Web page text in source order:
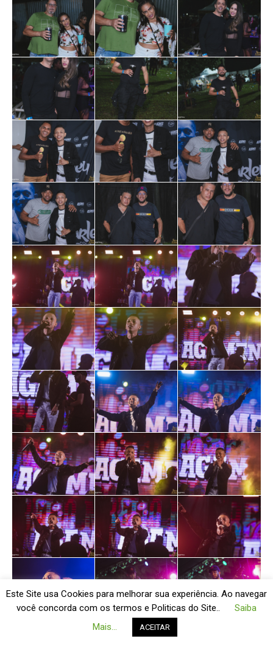
Este Site usa Cookies para melhorar sua experiência. Ao navegar
você concorda com os termos e Politicas do Site..
Saiba
Mais...
ACEITAR